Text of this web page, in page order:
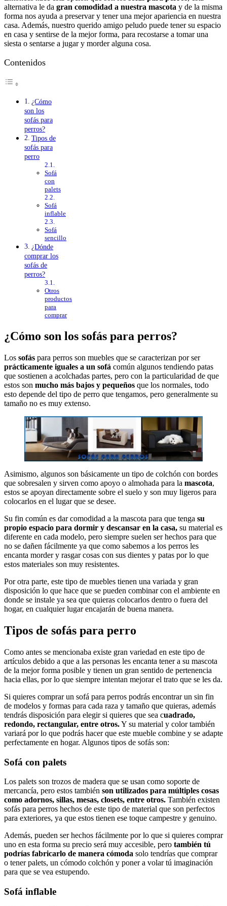
alternativa le da gran comodidad a nuestra mascota y de la misma
forma nos ayuda a preservar y tener una mejor apariencia en nuestra
casa. Además, nuestro querido amigo peludo puede tener su espacio
en casa y sentirse de la mejor forma, para recostarse a tomar una
siesta o sentarse a jugar y morder alguna cosa.
Contenidos
¿Cómo
son los
sofás para
perros?
Tipos de
sofás para
perro
Sofá
con
palets
Sofá
inflable
Sofá
sencillo
¿Dónde
comprar los
sofás de
perros?
Otros
productos
para
comprar
¿Cómo son los sofás para perros?
Los sofás para perros son muebles que se caracterizan por ser
prácticamente iguales a un sofá común algunos tendiendo patas
que sostienen a acolchadas partes, pero con la particularidad de que
estos son mucho más bajos y pequeños que los normales, todo
esto depende del tipo de perro que tengamos, pero generalmente su
tamaño no es muy extenso.
Asimismo, algunos son básicamente un tipo de colchón con bordes
que sobresalen y sirven como apoyo o almohada para la mascota,
estos se apoyan directamente sobre el suelo y son muy ligeros para
colocarlos en el lugar que se desee.
Su fin común es dar comodidad a la mascota para que tenga su
propio espacio para dormir y descansar en la casa, su material es
diferente en cada modelo, pero siempre suelen ser hechos para que
no se dañen fácilmente ya que como sabemos a los perros les
encanta morder y rasgar cosas con sus dientes y patas por lo que
estos materiales son muy resistentes.
Por otra parte, este tipo de muebles tienen una variada y gran
disposición lo que hace que se pueden combinar con el ambiente en
donde se instale ya sea que quieras colocarlos dentro o fuera del
hogar, en cualquier lugar encajarán de buena manera.
Tipos de sofás para perro
Como antes se mencionaba existe gran variedad en este tipo de
artículos debido a que a las personas les encanta tener a su mascota
de la mejor forma posible y tienen un gran sentido de pertenencia
hacia ellas, por lo que siempre intentan mejorar el trato que se les da.
Si quieres comprar un sofá para perros podrás encontrar un sin fin
de modelos y formas para cada raza y tamaño que quieras, además
tendrás disposición para elegir si quieres que sea cuadrado,
redondo, rectangular, entre otros.Y su material y color también
variará por lo que podrás hacer que este mueble combine y se adapte
perfectamente en hogar. Algunos tipos de sofás son:
Sofá con palets
Los palets son trozos de madera que se usan como soporte de
mercancía, pero estos también son utilizados para múltiples cosas
como adornos, sillas, mesas, closets, entre otros. También existen
sofás para perros hechos de este tipo de material que son perfectos
para exteriores, ya que estos tienen ese toque campestre y genuino.
Además, pueden ser hechos fácilmente por lo que si quieres comprar
uno en esta forma su precio será muy accesible, pero también tú
podrías fabricarlo de manera cómoda solo tendrías que comprar
o tener palets, un cómodo colchón y poner a volar tú imaginación
para que se vea estupendo.
Sofá inflable